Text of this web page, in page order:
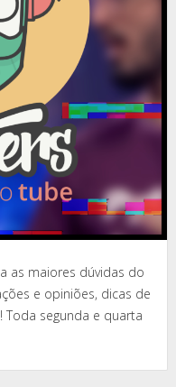
as maiores dúvidas do
e opiniões, dicas de
segunda e quarta